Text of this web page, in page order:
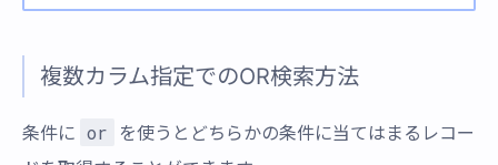
複数カラム指定でのOR検索方法
条件に or
を使うとどちらかの条件に当てはまるレコー